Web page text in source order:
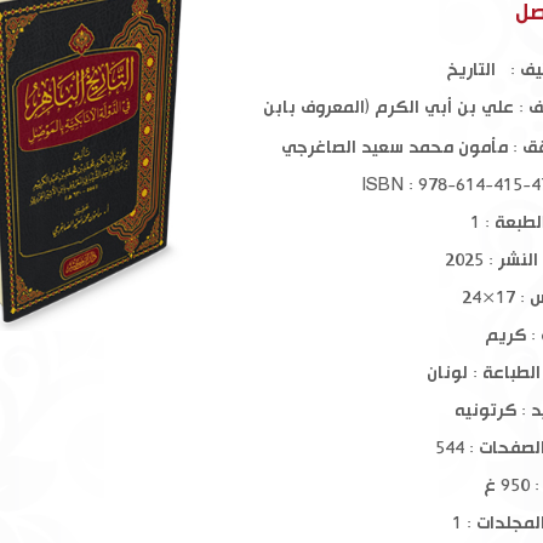
: التاريخ
: علي بن أبي الكرم (المعروف بابن
: مأمون محمد سعيد الصاغرجي
: 1
: 2025
: كريم
الطباعة : لونان
: كرتونيه
: 544
غ
: 1
رياض
$ 15.00
مظاهر التيسير في السنة النبوية